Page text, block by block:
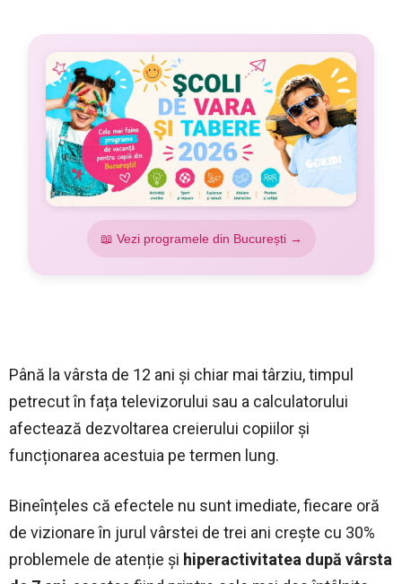
📖 Vezi programele din București →
Până la vârsta de 12 ani și chiar mai târziu, timpul
petrecut în fața televizorului sau a calculatorului
afectează dezvoltarea creierului copiilor și
funcționarea acestuia pe termen lung.
Bineînțeles că efectele nu sunt imediate, fiecare oră
de vizionare în jurul vârstei de trei ani crește cu 30%
problemele de atenție și hiperactivitatea după vârsta